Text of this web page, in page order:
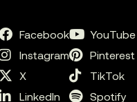
Facebook
Instagram
X
LinkedIn
YouTube
Pinterest
TikTok
Spotify